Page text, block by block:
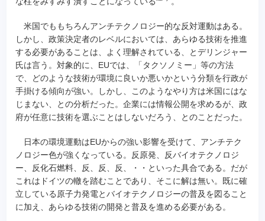
米国でももちろんアンチテクノロジー的な反対運動はある。
しかし、政策決定者のレベルにおいては、あらゆる技術を推進
する必要があることは、よく理解されている、とデリンジャー
氏は言う。対象的に、EUでは、「タクソノミー」等の方法
で、どのような技術が環境に良いか悪いかという分類を行政が
手掛ける傾向が強い。しかし、このようなやり方は米国にはな
じまない、との分析だった。企業には情報公開を求めるが、政
府が任意に技術を選ぶことはしないだろう、とのことだった。
日本の環境運動はEUからの強い影響を受けて、アンチテク
ノロジー色が強くなっている。反原発、反バイオテクノロジ
ー、反化石燃料、反、反、反、・・といった具合である。だが
これはドイツの轍を踏むことであり、そこに解は無い。既に確
立している原子力発電とバイオテクノロジーの普及を図ること
に加え、あらゆる技術の開発と普及を進める必要がある。